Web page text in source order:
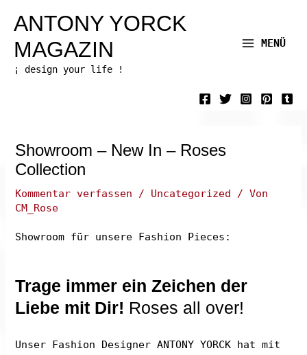
springen
ANTONY YORCK
MAGAZIN
¡ design your life !
MENÜ
Showroom – New In – Roses
Collection
Kommentar verfassen / Uncategorized / Von
CM_Rose
Showroom für unsere Fashion Pieces:
Trage immer ein Zeichen der
Liebe mit Dir! Roses all over!
Unser Fashion Designer ANTONY YORCK hat mit